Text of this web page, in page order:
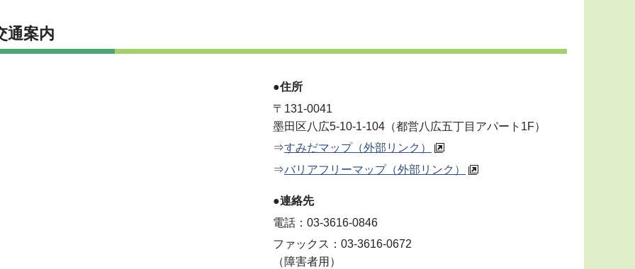
通案内
●住所
〒131-0041
墨田区八広5-10-1-104（都営八広五丁目アパート1F）
⇒すみだマップ（外部リンク）
⇒バリアフリーマップ（外部リンク）
●連絡先
電話：03-3616-0846
ファックス：03-3616-0672
（障害者用）